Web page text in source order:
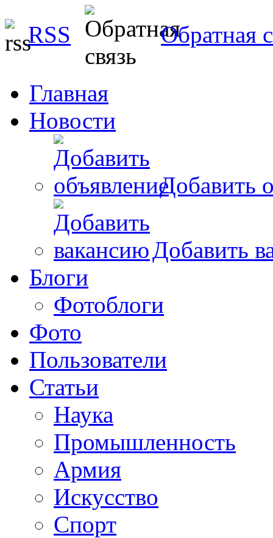
RSS Обратная
Главная
Новости
Добавить
Добавить
Блоги
Фотоблоги
Фото
Пользователи
Статьи
Наука
Промышленность
Армия
Искусство
Спорт